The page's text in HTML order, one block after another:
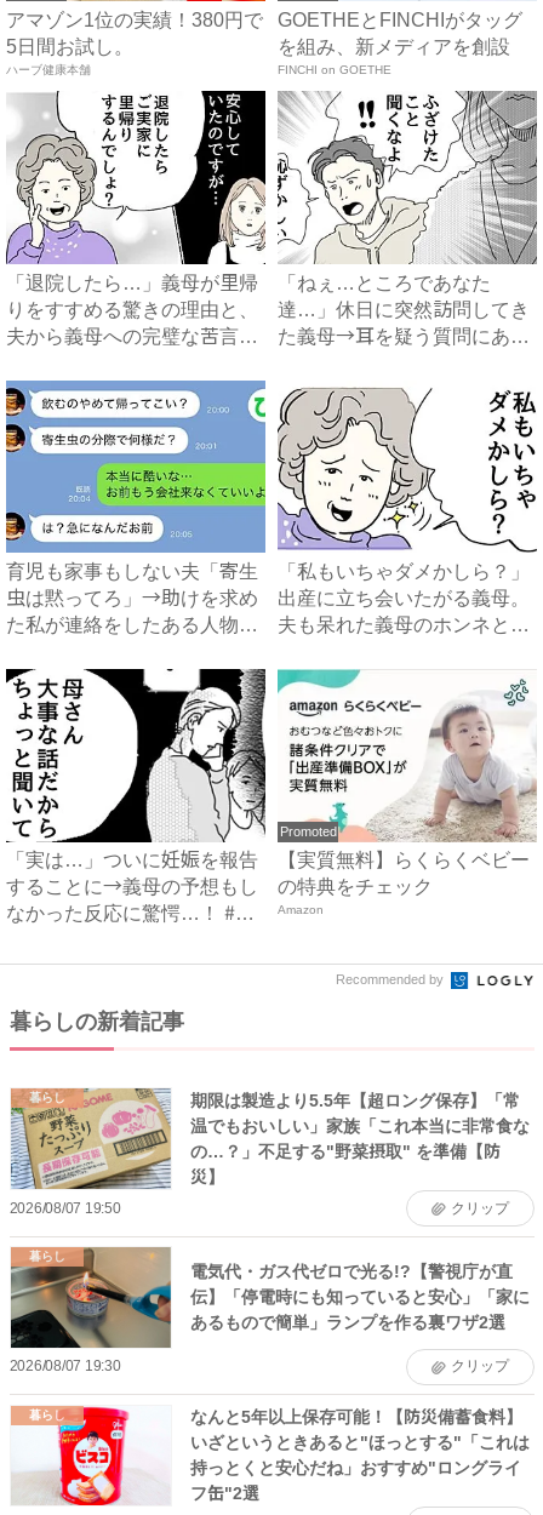
アマゾン1位の実績！380円で
5日間お試し。
ハーブ健康本舗
GOETHEとFINCHIがタッグ
を組み、新メディアを創設
FINCHI on GOETHE
「退院したら…」義母が里帰
りをすすめる驚きの理由と、
夫から義母への完璧な苦言
「ねぇ…ところであなた
達…」休日に突然訪問してき
た義母→耳を疑う質問にあ
育児も家事もしない夫「寄生
虫は黙ってろ」→助けを求め
た私が連絡をしたある人物と
「私もいちゃダメかしら？」
出産に立ち会いたがる義母。
夫も呆れた義母のホンネと
「実は…」ついに妊娠を報告
することに→義母の予想もし
なかった反応に驚愕…！ #
Promoted
【実質無料】らくらくベビー
の特典をチェック
Amazon
Recommended by
暮らしの新着記事
暮らし
期限は製造より5.5年【超ロング保存】「常
温でもおいしい」家族「これ本当に非常食な
の…？」不足する"野菜摂取" を準備【防
災】
2026/08/07 19:50 クリップ
暮らし
電気代・ガス代ゼロで光る!?【警視庁が直
伝】「停電時にも知っていると安心」「家に
あるもので簡単」ランプを作る裏ワザ2選
2026/08/07 19:30 クリップ
暮らし
なんと5年以上保存可能！【防災備蓄食料】
いざというときあると"ほっとする"「これは
持っとくと安心だね」おすすめ"ロングライ
フ缶"2選